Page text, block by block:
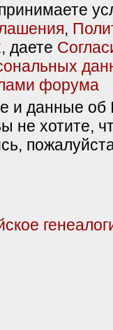
,
, даете
форума
и данные об
не хотите,